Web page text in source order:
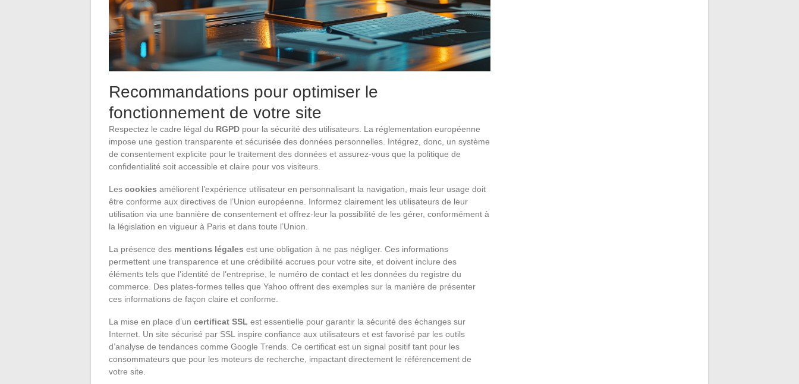
Recommandations pour optimiser le
fonctionnement de votre site
Respectez le cadre légal du RGPD pour la sécurité des utilisateurs. La réglementation européenne
impose une gestion transparente et sécurisée des données personnelles. Intégrez, donc, un système
de consentement explicite pour le traitement des données et assurez-vous que la politique de
confidentialité soit accessible et claire pour vos visiteurs.
Les cookies améliorent l’expérience utilisateur en personnalisant la navigation, mais leur usage doit
être conforme aux directives de l’Union européenne. Informez clairement les utilisateurs de leur
utilisation via une bannière de consentement et offrez-leur la possibilité de les gérer, conformément à
la législation en vigueur à Paris et dans toute l’Union.
La présence des mentions légales est une obligation à ne pas négliger. Ces informations
permettent une transparence et une crédibilité accrues pour votre site, et doivent inclure des
éléments tels que l’identité de l’entreprise, le numéro de contact et les données du registre du
commerce. Des plates-formes telles que Yahoo offrent des exemples sur la manière de présenter
ces informations de façon claire et conforme.
La mise en place d’un certificat SSL est essentielle pour garantir la sécurité des échanges sur
Internet. Un site sécurisé par SSL inspire confiance aux utilisateurs et est favorisé par les outils
d’analyse de tendances comme Google Trends. Ce certificat est un signal positif tant pour les
consommateurs que pour les moteurs de recherche, impactant directement le référencement de
votre site.